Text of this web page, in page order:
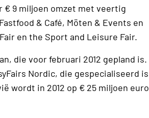
€ 9 miljoen omzet met veertig
& Café, Möten & Events en
en the Sport and Leisure Fair.
die voor februari 2012 gepland is.
Nordic, die gespecialiseerd is
wordt in 2012 op € 25 miljoen euro